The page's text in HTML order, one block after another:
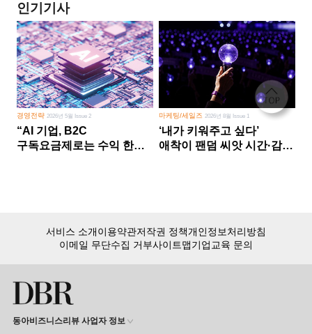
인기기사
경영전략2026년 5월 Issue 2
“AI 기업, B2C
구독요금제로는 수익 한계
마케팅/세일즈 2026년 8월 Issue 1
‘내가 키워주고 싶다’
애착이 팬덤 씨앗 시간·감정
서비스 소개이용약관저작권 정책개인정보처리방침
이메일 무단수집 거부사이트맵기업교육 문의
동아비즈니스리뷰 사업자 정보